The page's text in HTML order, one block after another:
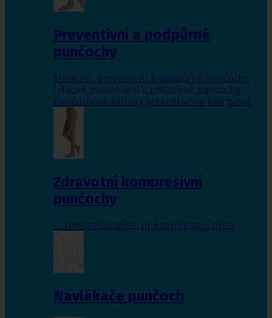
Preventivní a podpůrné
punčochy
Stehenní preventivní a podpůrné punčochy,
Lýtkové preventivní a podpůrné punčochy,
Punčochové kalhoty preventivní a podpůrné
Zdravotní kompresivní
punčochy
II. kompresní třída III. kompresivní třída
Navlékače punčoch